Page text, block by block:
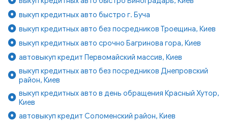
выкуп кредитных авто быстро г. Буча
выкуп кредитных авто без посредников Троещина, Киев
выкуп кредитных авто срочно Багринова гора, Киев
автовыкуп кредит Первомайский массив, Киев
выкуп кредитных авто без посредников Днепровский
район, Киев
выкуп кредитных авто в день обращения Красный Хутор,
Киев
автовыкуп кредит Соломенский район, Киев